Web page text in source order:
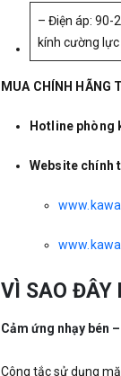
– Điện áp: 90-
kính cường
MUA CHÍNH HÃNG
Hotline phòng
Website chính
VÌ SAO ĐÂY
Cảm ứng nhạy bén
Công tắc sử dụng